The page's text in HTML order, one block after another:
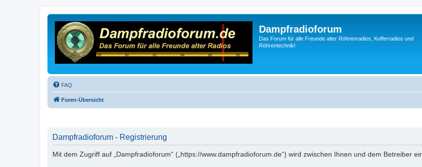
Dampfradioforum
Das Forum für alle Freunde alter Röhrenradios, Kofferradios und
Röhrentechnik!
FAQ
Foren-Übersicht
Dampfradioforum - Registrierung
Mit dem Zugriff auf „Dampfradioforum“ („https://www.dampfradioforum.de“) wird zwischen Ihnen und dem Betreiber